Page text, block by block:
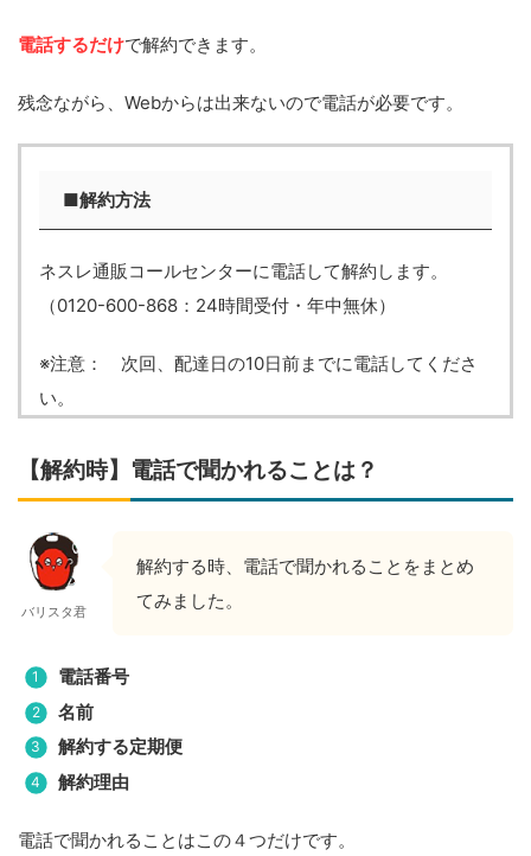
電話するだけで解約できます。
残念ながら、Webからは出来ないので電話が必要です。
■解約方法
ネスレ通販コールセンターに電話して解約します。
（0120-600-868：24時間受付・年中無休）
※注意： 次回、配達日の10日前までに電話してくださ
い。
【解約時】電話で聞かれることは？
バリスタ君
解約する時、電話で聞かれることをまとめ
てみました。
電話番号
名前
解約する定期便
解約理由
電話で聞かれることはこの４つだけです。